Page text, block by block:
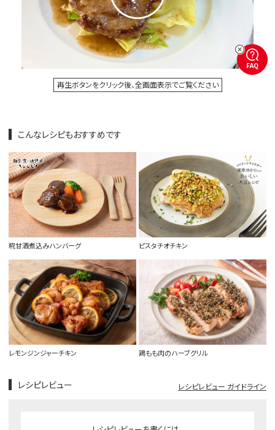
再生ボタンをクリック後、全画面表示でご覧ください
こんなレシピもおすすめです
糀甘酒煮込みハンバーグ ピスタチオチキン
レモンジンジャーチキン 鶏もも肉のハーブグリル
レシピレビュー レシピレビュー ガイドライン
FAQ